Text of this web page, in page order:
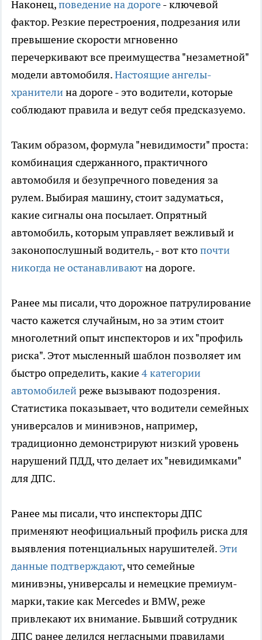
Наконец,поведение на дороге- ключевой
фактор. Резкие перестроения, подрезания или
превышение скорости мгновенно
перечеркивают все преимущества "незаметной"
модели автомобиля.Настоящие ангелы-
хранителина дороге - это водители, которые
соблюдают правила и ведут себя предсказуемо.
Таким образом, формула "невидимости" проста:
комбинация сдержанного, практичного
автомобиля и безупречного поведения за
рулем. Выбирая машину, стоит задуматься,
какие сигналы она посылает. Опрятный
автомобиль, которым управляет вежливый и
законопослушный водитель, - вот ктопочти
никогда не останавливаютна дороге.
Ранее мы писали, что дорожное патрулирование
часто кажется случайным, но за этим стоит
многолетний опыт инспекторов и их "профиль
риска". Этот мысленный шаблон позволяет им
быстро определить, какие4 категории
автомобилейреже вызывают подозрения.
Статистика показывает, что водители семейных
универсалов и минивэнов, например,
традиционно демонстрируют низкий уровень
нарушений ПДД, что делает их "невидимками"
для ДПС.
Ранее мы писали, что инспекторы ДПС
применяют неофициальный профиль риска для
выявления потенциальных нарушителей. Эти
данные подтверждают, что семейные
минивэны, универсалы и немецкие премиум-
марки, такие как Mercedes и BMW, реже
привлекают их внимание. Бывший сотрудник
ДПС ранее делился негласными правилами